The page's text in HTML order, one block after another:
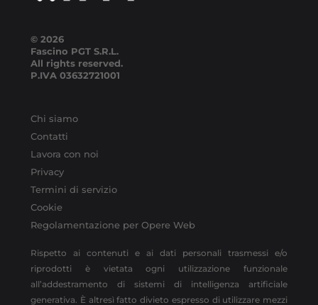
© 2026
Fascino PGT S.R.L.
All rights reserved.
P.IVA 03632721001
Chi siamo
Contatti
Lavora con noi
Privacy
Termini di servizio
Cookie
Regolamentazione per Opere Web
Rispetto ai contenuti e ai dati personali trasmessi e/o
riprodotti è vietata ogni utilizzazione funzionale
all’addestramento di sistemi di intelligenza artificiale
generativa. È altresì fatto divieto espresso di utilizzare mezzi